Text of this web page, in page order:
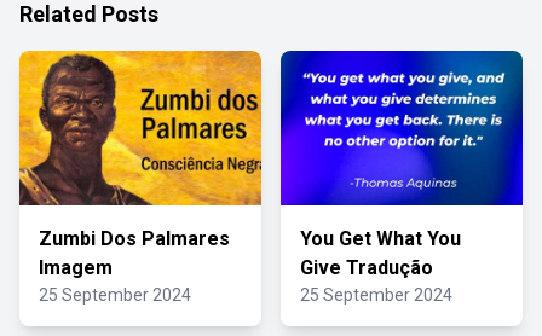
Related Posts
Zumbi Dos Palmares
Imagem
25 September 2024
You Get What You
Give Tradução
25 September 2024